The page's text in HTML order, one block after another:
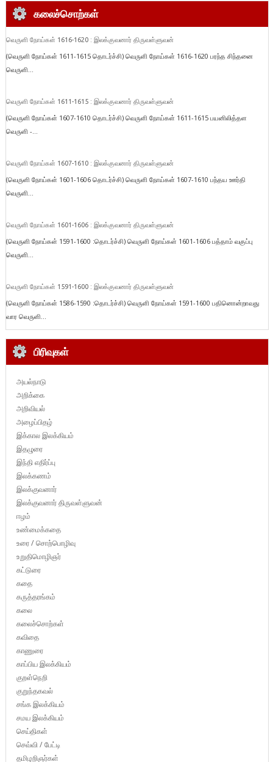
கலைச்சொற்கள்
வெருளி நோய்கள் 1616-1620 : இலக்குவனார் திருவள்ளுவன்
(வெருளி நோய்கள் 1611-1615 தொடர்ச்சி) வெருளி நோய்கள் 1616-1620 பரந்த சிந்தனை
வெருளி...
வெருளி நோய்கள் 1611-1615 : இலக்குவனார் திருவள்ளுவன்
(வெருளி நோய்கள் 1607-1610 தொடர்ச்சி) வெருளி நோய்கள் 1611-1615 பயனிலித்தள
வெருளி -...
வெருளி நோய்கள் 1607-1610 : இலக்குவனார் திருவள்ளுவன்
(வெருளி நோய்கள் 1601-1606 தொடர்ச்சி) வெருளி நோய்கள் 1607-1610 பந்தய ஊர்தி
வெருளி...
வெருளி நோய்கள் 1601-1606 : இலக்குவனார் திருவள்ளுவன்
(வெருளி நோய்கள் 1591-1600 :தொடர்ச்சி) வெருளி நோய்கள் 1601-1606 பத்தாம் வகுப்பு
வெருளி...
வெருளி நோய்கள் 1591-1600 : இலக்குவனார் திருவள்ளுவன்
(வெருளி நோய்கள் 1586-1590 :தொடர்ச்சி) வெருளி நோய்கள் 1591-1600 பதினொன்றாவது
வார வெருளி...
பிரிவுகள்
அயல்நாடு
அறிக்கை
அறிவியல்
அழைப்பிதழ்
இக்கால இலக்கியம்
இதழுரை
இந்தி எதிர்ப்பு
இலக்கணம்
இலக்குவனார்
இலக்குவனார் திருவள்ளுவன்
ஈழம்
உண்மைக்கதை
உரை / சொற்பொழிவு
உறுதிமொழிஞர்
கட்டுரை
கதை
கருத்தரங்கம்
கலை
கலைச்சொற்கள்
கவிதை
காணுரை
காப்பிய இலக்கியம்
குறள்நெறி
குறுந்தகவல்
சங்க இலக்கியம்
சமய இலக்கியம்
செய்திகள்
செவ்வி / பேட்டி
தமிழறிஞர்கள்